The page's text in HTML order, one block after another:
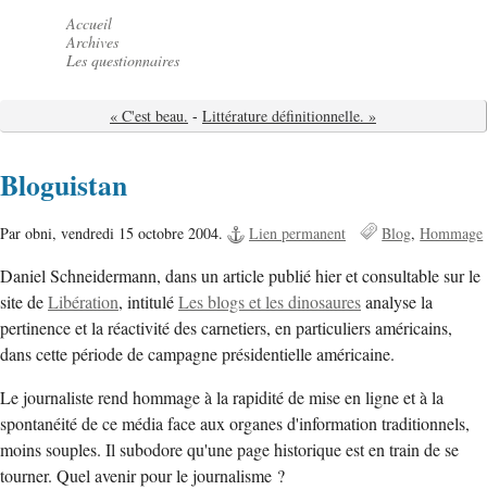
Accueil
Archives
Les questionnaires
« C'est beau. - Littérature définitionnelle. »
Bloguistan
Par obni, vendredi 15 octobre 2004. Lien permanent Blog Hommage
Daniel Schneidermann, dans un article publié hier et consultable sur le
site deLibération, intituléLes blogs et les dinosauresanalyse la
pertinence et la réactivité des carnetiers, en particuliers américains,
dans cette période de campagne présidentielle américaine.
Le journaliste rend hommage à la rapidité de mise en ligne et à la
spontanéité de ce média face aux organes d'information traditionnels,
moins souples. Il subodore qu'une page historique est en train de se
tourner. Quel avenir pour le journalisme ?